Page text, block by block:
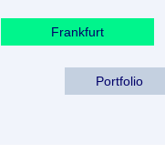
Frankfurt
Portfolio